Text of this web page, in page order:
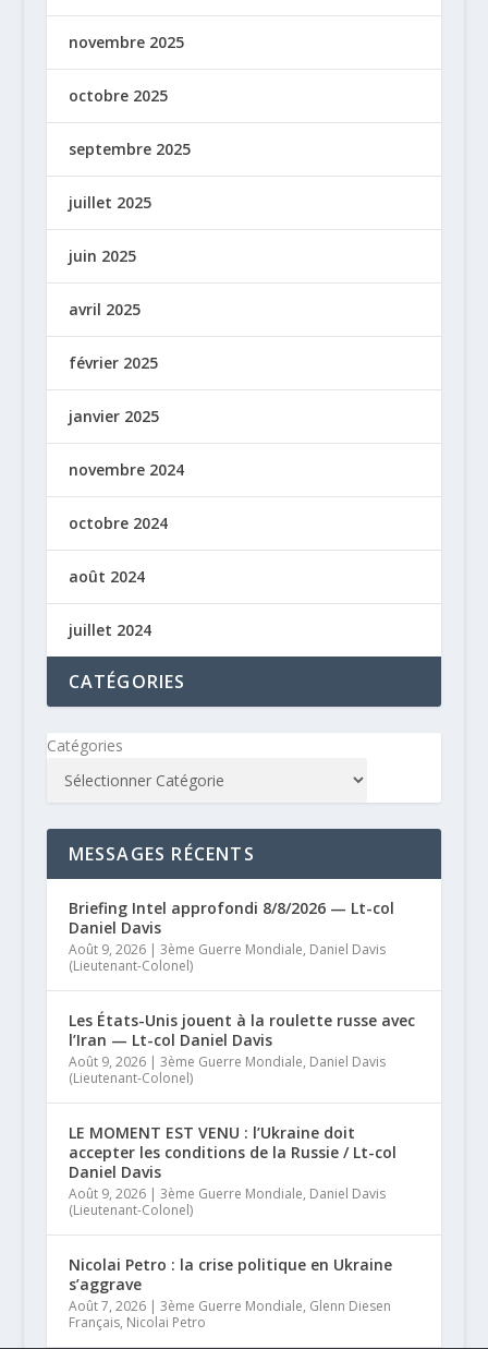
novembre 2025
octobre 2025
septembre 2025
juillet 2025
juin 2025
avril 2025
février 2025
janvier 2025
novembre 2024
octobre 2024
août 2024
juillet 2024
CATÉGORIES
Catégories
MESSAGES RÉCENTS
Briefing Intel approfondi 8/8/2026 — Lt-col
Daniel Davis
Août 9, 2026| 3ème Guerre Mondiale, Daniel Davis
(Lieutenant-Colonel)
Les États-Unis jouent à la roulette russe avec
l’Iran — Lt-col Daniel Davis
Août 9, 2026| 3ème Guerre Mondiale, Daniel Davis
(Lieutenant-Colonel)
LE MOMENT EST VENU : l’Ukraine doit
accepter les conditions de la Russie / Lt-col
Daniel Davis
Août 9, 2026| 3ème Guerre Mondiale, Daniel Davis
(Lieutenant-Colonel)
Nicolai Petro : la crise politique en Ukraine
s’aggrave
Août 7, 2026| 3ème Guerre Mondiale, Glenn Diesen
Français, Nicolai Petro